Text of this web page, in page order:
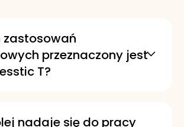
zastosowań
przeznaczony jest
T?
przemysłowych. Może być
nadaje się do pracy